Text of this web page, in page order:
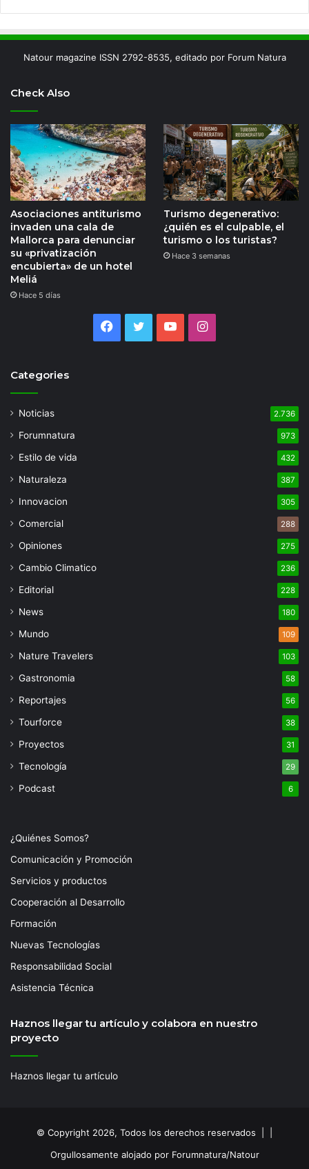
Natour magazine ISSN 2792-8535, editado por Forum Natura
Check Also
Asociaciones antiturismo
invaden una cala de
Mallorca para denunciar
su «privatización
encubierta» de un hotel
Meliá
Hace 5 días
Turismo degenerativo:
¿quién es el culpable, el
turismo o los turistas?
Hace 3 semanas
Facebook
TwitterYouTubeInstagram
Categories
Noticias 2.736
Forumnatura 973
Estilo de vida 432
Naturaleza 387
Innovacion 305
Comercial 288
Opiniones 275
Cambio Climatico 236
Editorial 228
News 180
Mundo 109
Nature Travelers 103
Gastronomia 58
Reportajes 56
Tourforce 38
Proyectos 31
Tecnología 29
Podcast 6
¿Quiénes Somos?
Comunicación y Promoción
Servicios y productos
Cooperación al Desarrollo
Formación
Nuevas Tecnologías
Responsabilidad Social
Asistencia Técnica
Haznos llegar tu artículo y colabora en nuestro
proyecto
Haznos llegar tu artículo
© Copyright 2026, Todos los derechos reservados | |
Orgullosamente alojado por Forumnatura/Natour